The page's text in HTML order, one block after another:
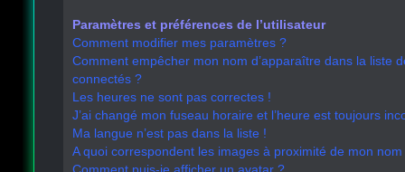
Paramètres et préférences de l’utilisateur
Comment modifier mes paramètres ?
Comment empêcher mon nom d’apparaître dans la liste
connectés ?
Les heures ne sont pas correctes !
J’ai changé mon fuseau horaire et l’heure est toujours
Ma langue n’est pas dans la liste !
A quoi correspondent les images à proximité de mon nom
Comment puis-je afficher un avatar ?